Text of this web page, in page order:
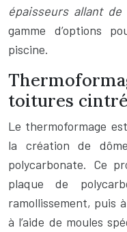
épaisseurs allant
gamme d’options
piscine.
toitures
Le thermoformage
la création de
polycarbonate. Ce
plaque de
ramollissement, puis
à l’aide de moules